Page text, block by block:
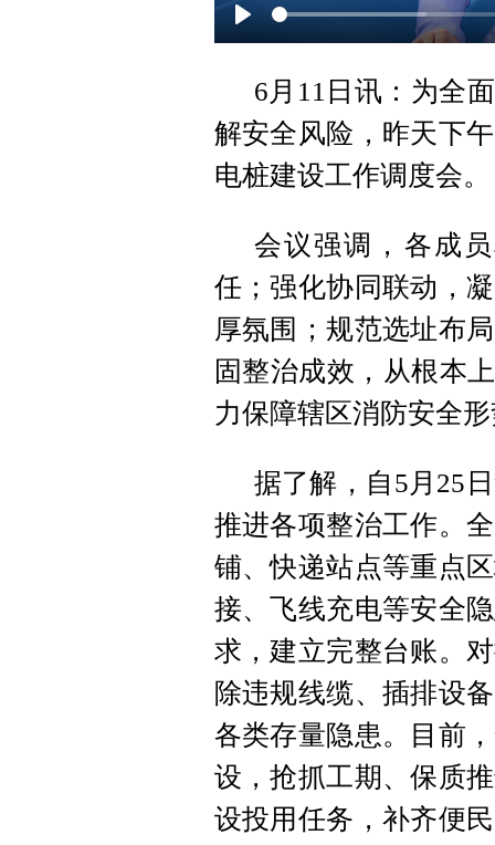
Play
6月11日讯：为全
解安全风险，昨天下
电桩建设工作调度会。
会议强调，各成
任；强化协同联动，
厚氛围；规范选址布
固整治成效，从根本
力保障辖区消防安全
据了解，自5月25
推进各项整治工作。
铺、快递站点等重点
接、飞线充电等安全
求，建立完整台账。
除违规线缆、插排设
各类存量隐患。目前
设，抢抓工期、保质
设投用任务，补齐便